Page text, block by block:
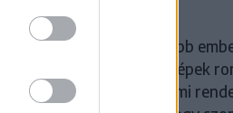
Csatószegen
Kórházba szállítottak több
mezőgazdasági munkagépek
meg, és ideiglenes védelmi